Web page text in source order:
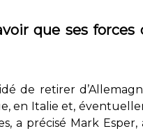
que ses
de retirer
en Italie et,
a précisé Mark